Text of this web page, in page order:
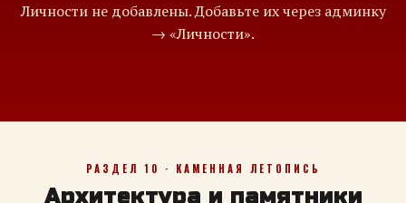
Личности не добавлены. Добавьте их через админку
→ «Личности».
РАЗДЕЛ 10 · КАМЕННАЯ ЛЕТОПИСЬ
Архитектура и памятники